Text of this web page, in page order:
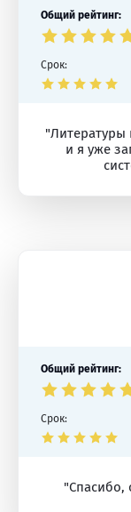
Общий рейтинг:
Срок:
"Литературы
и я уже
Общий рейтинг:
Срок:
"Спасибо,